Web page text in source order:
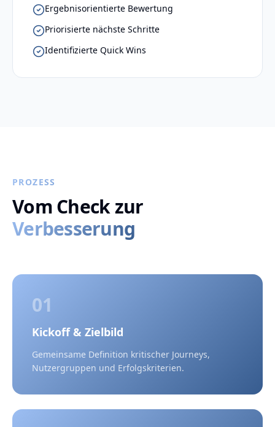
Ergebnisorientierte Bewertung
Priorisierte nächste Schritte
Identifizierte Quick Wins
PROZESS
Vom Check zur
Verbesserung
01
Kickoff & Zielbild
Gemeinsame Definition kritischer Journeys,
Nutzergruppen und Erfolgskriterien.